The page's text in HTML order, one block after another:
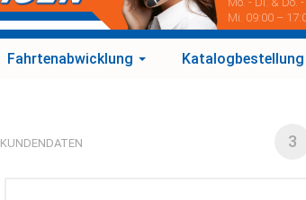
Mi. 09:00 –
Fahrtenabwicklung Katalogbestellung
KUNDENDATEN 3